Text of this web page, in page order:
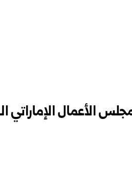
الأعمال الإماراتي